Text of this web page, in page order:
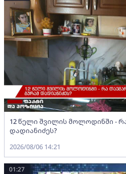
12 წელი შვილის მოლოდინში -
დადიანიძეს?
2026/08/06 14:21
01:27